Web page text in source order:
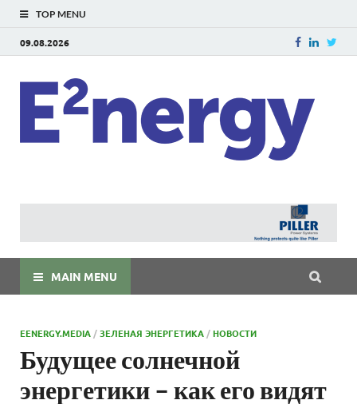
TOP MENU
09.08.2026
MAIN MENU
EENERGY.MEDIA /ЗЕЛЕНАЯ ЭНЕРГЕТИКА /НОВОСТИ
Будущее солнечной
энергетики – как его видят